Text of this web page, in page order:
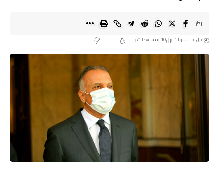
قبل 5 سنوات 10 مشاهدات